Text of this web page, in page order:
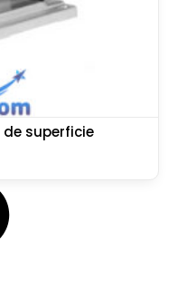
de superficie